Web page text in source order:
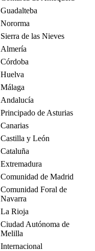
Guadalteba
Nororma
Sierra de las Nieves
Almería
Córdoba
Huelva
Málaga
Andalucía
Principado de Asturias
Canarias
Castilla y León
Cataluña
Extremadura
Comunidad de Madrid
Comunidad Foral de
Navarra
La Rioja
Ciudad Autónoma de
Melilla
Internacional